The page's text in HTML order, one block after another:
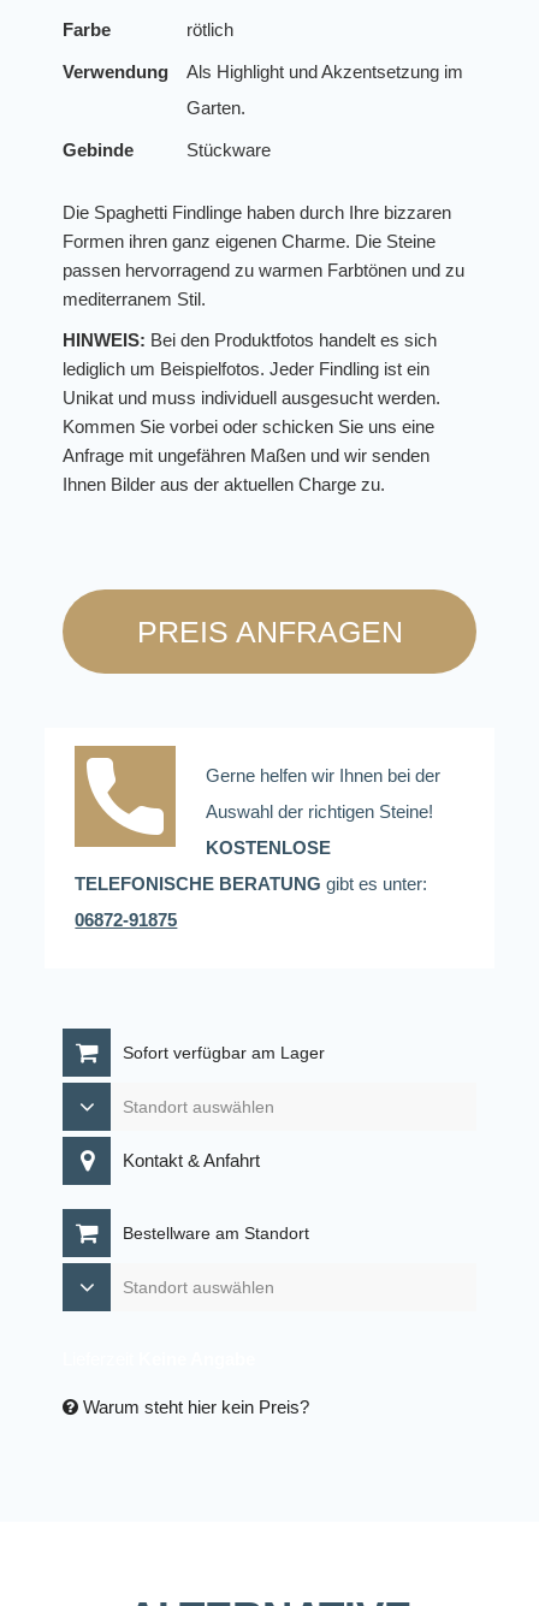
Farbe rötlich
Verwendung
Als Highlight und Akzentsetzung im
Garten.
Gebinde Stückware
Die Spaghetti Findlinge haben durch Ihre bizzaren
Formen ihren ganz eigenen Charme. Die Steine
passen hervorragend zu warmen Farbtönen und zu
mediterranem Stil.
HINWEIS: Bei den Produktfotos handelt es sich
lediglich um Beispielfotos. Jeder Findling ist ein
Unikat und muss individuell ausgesucht werden.
Kommen Sie vorbei oder schicken Sie uns eine
Anfrage mit ungefähren Maßen und wir senden
Ihnen Bilder aus der aktuellen Charge zu.
PREIS ANFRAGEN
Gerne helfen wir Ihnen bei der
Auswahl der richtigen Steine!
KOSTENLOSE
TELEFONISCHE BERATUNG gibt es unter:
06872-91875
Sofort verfügbar am Lager
Kontakt & Anfahrt
Bestellware am Standort
Warum steht hier kein Preis?